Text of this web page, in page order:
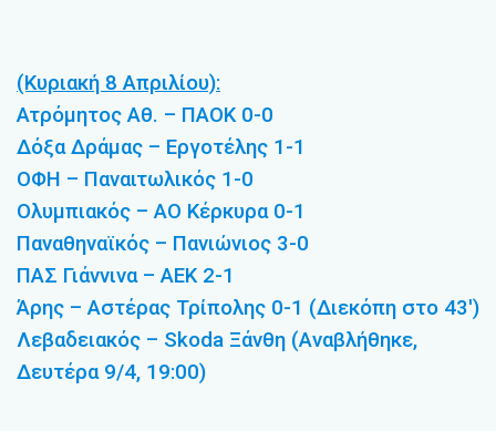
(Κυριακή 8 Απριλίου):
Ατρόμητος Αθ. – ΠΑΟΚ 0-0
Δόξα Δράμας – Εργοτέλης 1-1
ΟΦΗ – Παναιτωλικός 1-0
Ολυμπιακός – ΑΟ Κέρκυρα 0-1
Παναθηναϊκός – Πανιώνιος 3-0
ΠΑΣ Γιάννινα – ΑΕΚ 2-1
Άρης – Αστέρας Τρίπολης 0-1 (Διεκόπη στο 43′)
Λεβαδειακός – Skoda Ξάνθη (Αναβλήθηκε,
Δευτέρα 9/4, 19:00)